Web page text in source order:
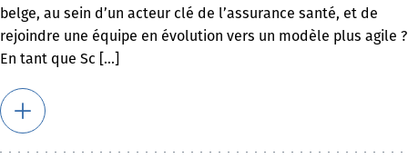
belge, au sein d’un acteur clé de l’assurance santé, et de
rejoindre une équipe en évolution vers un modèle plus agile ?
En tant que Sc [...]